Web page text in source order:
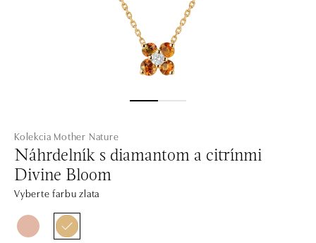
Kolekcia Mother Nature
Náhrdelník s diamantom a citrínmi
Divine Bloom
Vyberte farbu zlata